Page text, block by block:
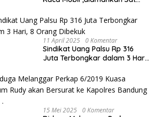
Kota
11 April 2025 0 Komentar
Sindikat Uang Palsu Rp 316
Juta Terbongkar dalam 3 Hari,
15 Mei 2025 0 Komentar